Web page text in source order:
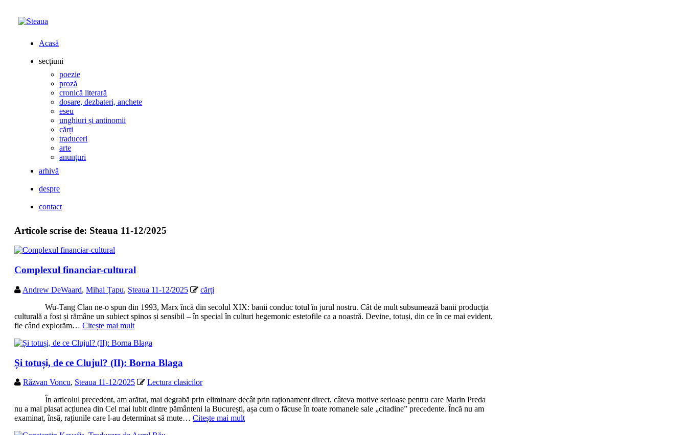
Acasă
secțiuni
poezie
proză
cronică literară
dosare, dezbateri, anchete
eseu
unghiuri și antinomii
cărți
traduceri
arte
anunțuri
arhivă
despre
contact
Articole scrise de: Steaua 11-12/2025
Complexul financiar-cultural
Andrew DeWaard, Mihai Țapu, Steaua 11-12/2025
cărți
Wu-Tang Clan ne-o spun din 1993, Marx încă din secolul XIX: banii conduc totul în jurul nostru. Cât de mult subsumează banii producția
culturală a fost și rămâne un subiect spinos și sensibil – în special în culturi hegemonic estetofile ca a noastră. Devine, totuși, din ce în ce mai evident,
fie când explorăm… Citește mai mult
Și totuși, de ce Clujul? (II): Borna Blaga
Răzvan Voncu, Steaua 11-12/2025
Lectura clasicilor
În articolul precedent, am arătat, mai degrabă prin eliminare decât prin raționament direct, câteva motive serioase pentru care Marin Preda
nu a mai plasat acțiunea din Cel mai iubit dintre pământeni la București, așa cum o făcuse în toate romanele sale „citadine” precedente. Încă nu am
examinat, însă, rațiunile care l-au determinat să mute… Citește mai mult